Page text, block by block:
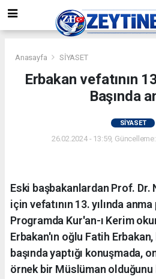
Anasayfa SİYASET
Erbakan vefatının
Başında
SİYASET
26.02.2024 - 13:59,
Eski başbakanlardan Prof. Dr.
için vefatının 13. yılında
Programda Kur'an-ı Kerim
Erbakan'ın oğlu Fatih Erbakan,
başında yaptığı konuşmada,
örnek bir Müslüman